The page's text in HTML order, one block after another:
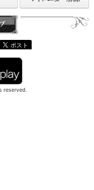
戻る